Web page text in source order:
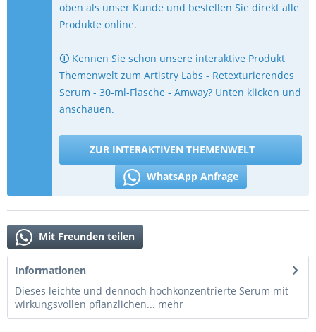
oben als unser Kunde und bestellen Sie direkt alle
Produkte online.
🛈 Kennen Sie schon unsere interaktive Produkt
Themenwelt zum Artistry Labs - Retexturierendes
Serum - 30-ml-Flasche - Amway? Unten klicken und
anschauen.
ZUR INTERAKTIVEN THEMENWELT
WhatsApp Anfrage
Mit Freunden teilen
Informationen
Dieses leichte und dennoch hochkonzentrierte Serum mit
wirkungsvollen pflanzlichen... mehr